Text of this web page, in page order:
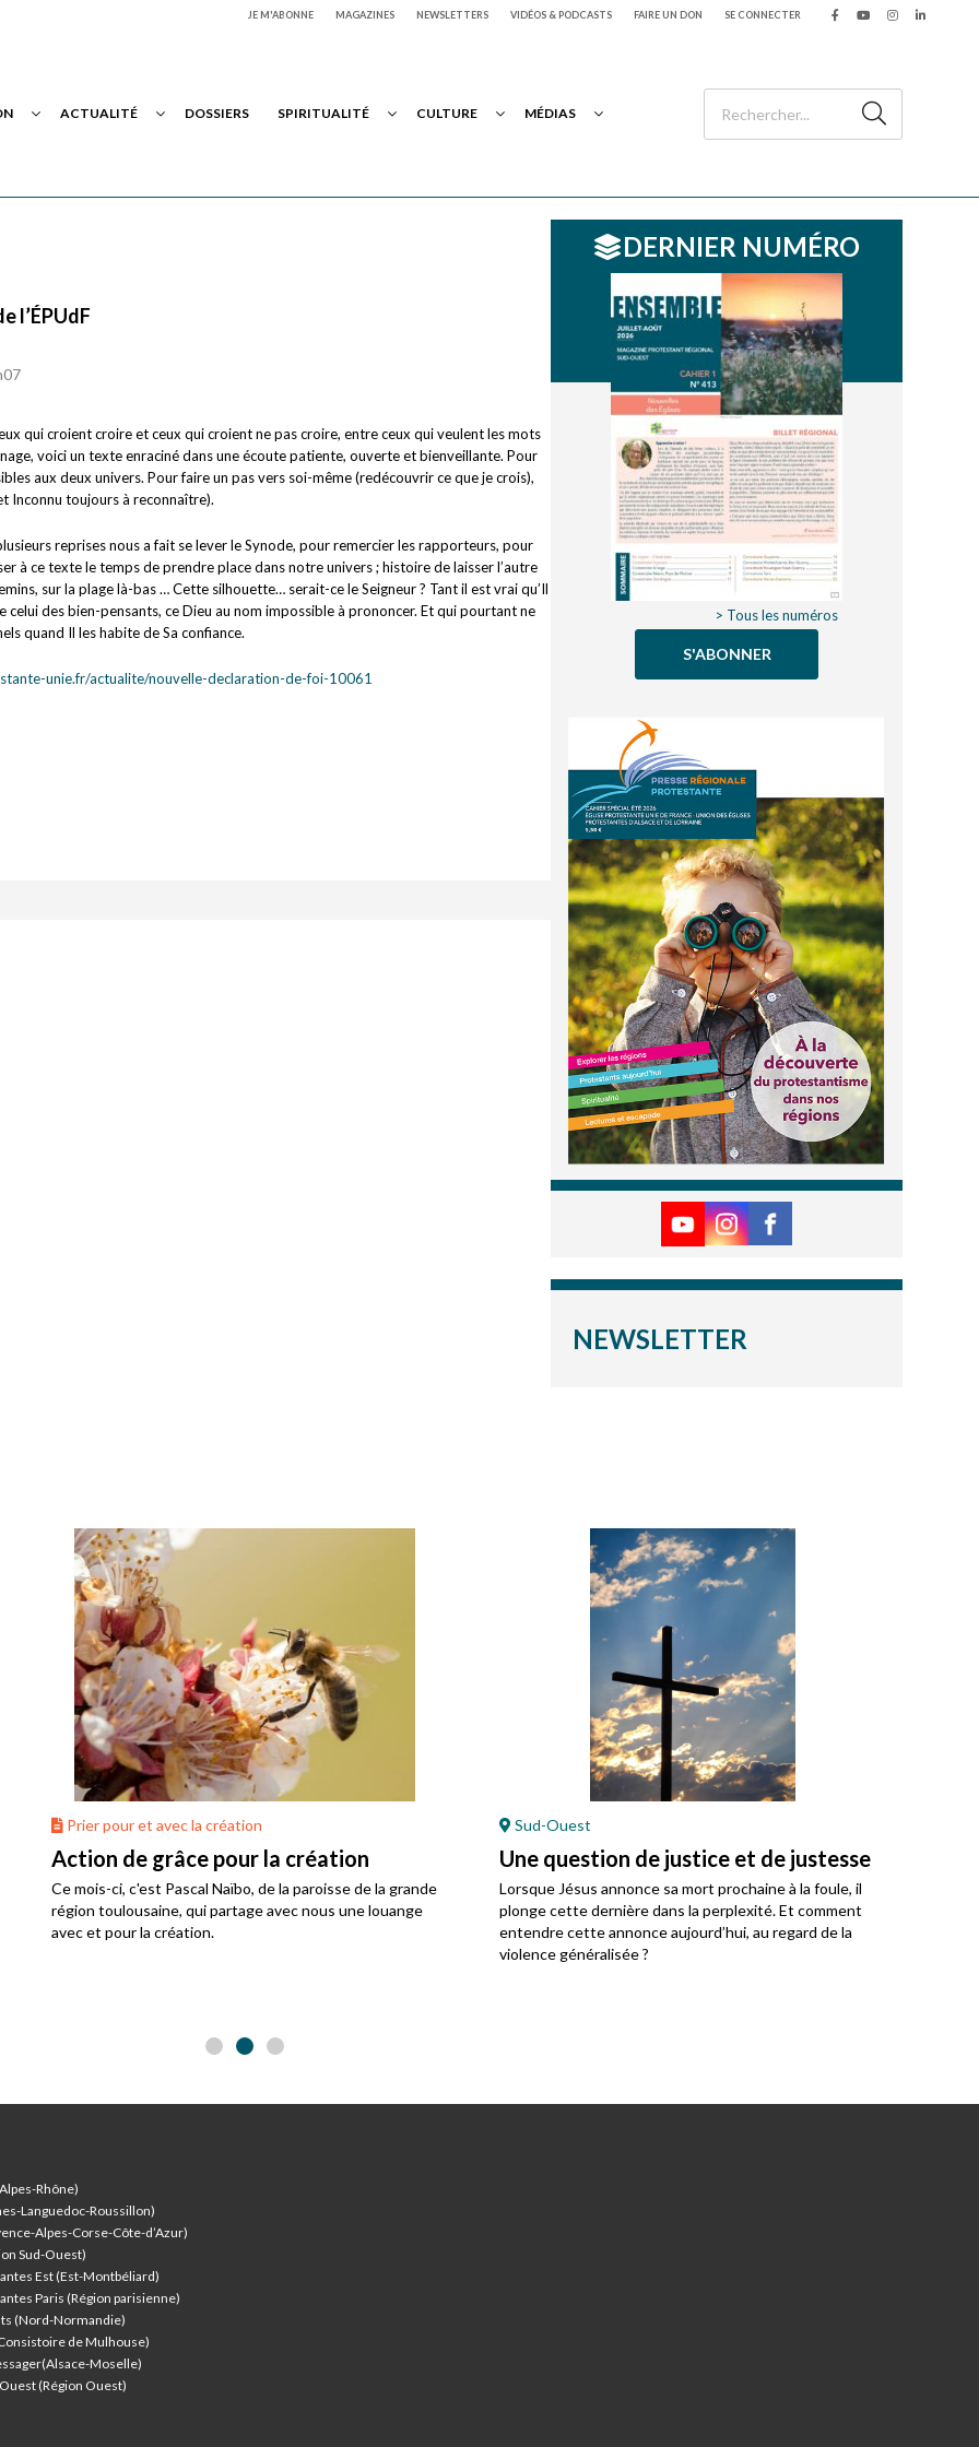
JE M'ABONNE MAGAZINES NEWSLETTERS VIDÉOS & PODCASTS FAIRE UN DON SE CONNECTER
ACTUALITÉ DOSSIERS SPIRITUALITÉ CULTURE MÉDIAS
l’ÉPUdF
qui croient croire et ceux qui croient ne pas croire, entre ceux qui veulent les mots
voici un texte enraciné dans une écoute patiente, ouverte et bienveillante. Pour
aux deux univers. Pour faire un pas vers soi-même (redécouvrir ce que je crois),
Inconnu toujours à reconnaître).
reprises nous a fait se lever le Synode, pour remercier les rapporteurs, pour
à ce texte le temps de prendre place dans notre univers ; histoire de laisser l’autre
sur la plage là-bas … Cette silhouette… serait-ce le Seigneur ? Tant il est vrai qu’Il
celui des bien-pensants, ce Dieu au nom impossible à prononcer. Et qui pourtant ne
quand Il les habite de Sa confiance.
unie.fr/actualite/nouvelle-declaration-de-foi-10061
DERNIER NUMÉRO
> Tous les numéros
S'ABONNER
NEWSLETTER
Prier pour et avec la création
Action de grâce pour la création
Ce mois-ci, c'est Pascal Naïbo, de la paroisse de la grande
région toulousaine, qui partage avec nous une louange
avec et pour la création.
Sud-Ouest
Une question de justice et de justesse
Lorsque Jésus annonce sa mort prochaine à la foule, il
plonge cette dernière dans la perplexité. Et comment
entendre cette annonce aujourd’hui, au regard de la
violence généralisée ?
Rhône)
Languedoc-Roussillon)
Alpes-Corse-Côte-d’Azur)
Sud-Ouest)
Est (Est-Montbéliard)
Paris (Région parisienne)
(Nord-Normandie)
de Mulhouse)
Moselle)
(Région Ouest)